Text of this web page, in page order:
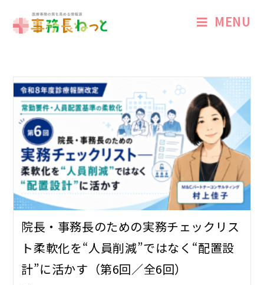
MENU
院長・事務長のための実務チェックリス
ト――柔軟化を“人員削減”ではなく“配置設
計”に活かす（第6回／全6回）